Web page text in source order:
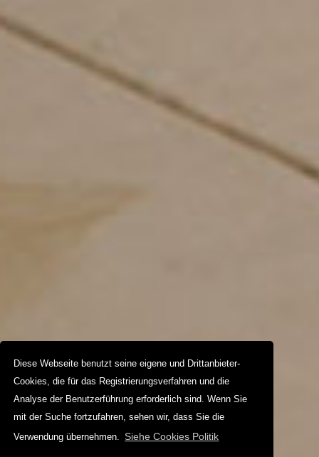
Diese Webseite benutzt seine eigene und Drittanbieter-
Cookies, die für das Registrierungsverfahren und die
Analyse der Benutzerführung erforderlich sind. Wenn Sie
mit der Suche fortzufahren, sehen wir, dass Sie die
Verwendung übernehmen. Siehe Cookies Politik